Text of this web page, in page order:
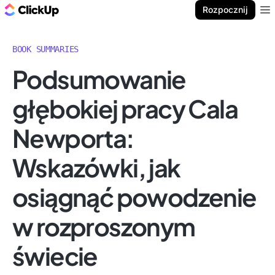
Rozpocznij
BOOK SUMMARIES
Podsumowanie
głębokiej pracy Cala
Newporta:
Wskazówki, jak
osiągnąć powodzenie
w rozproszonym
świecie